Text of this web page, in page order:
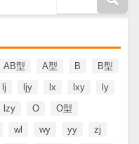
AB型 A型 B
B型
lj ljy lx lxy
ly
lzy O
O型
wl wy yy
zj